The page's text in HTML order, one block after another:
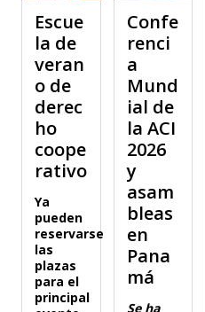
Escue
la de
veran
o de
derec
ho
coope
rativo
Ya
pueden
reservarse
las
plazas
para el
principal
Confe
renci
a
Mund
ial de
la ACI
2026
y
asam
bleas
en
Pana
má
Se ha